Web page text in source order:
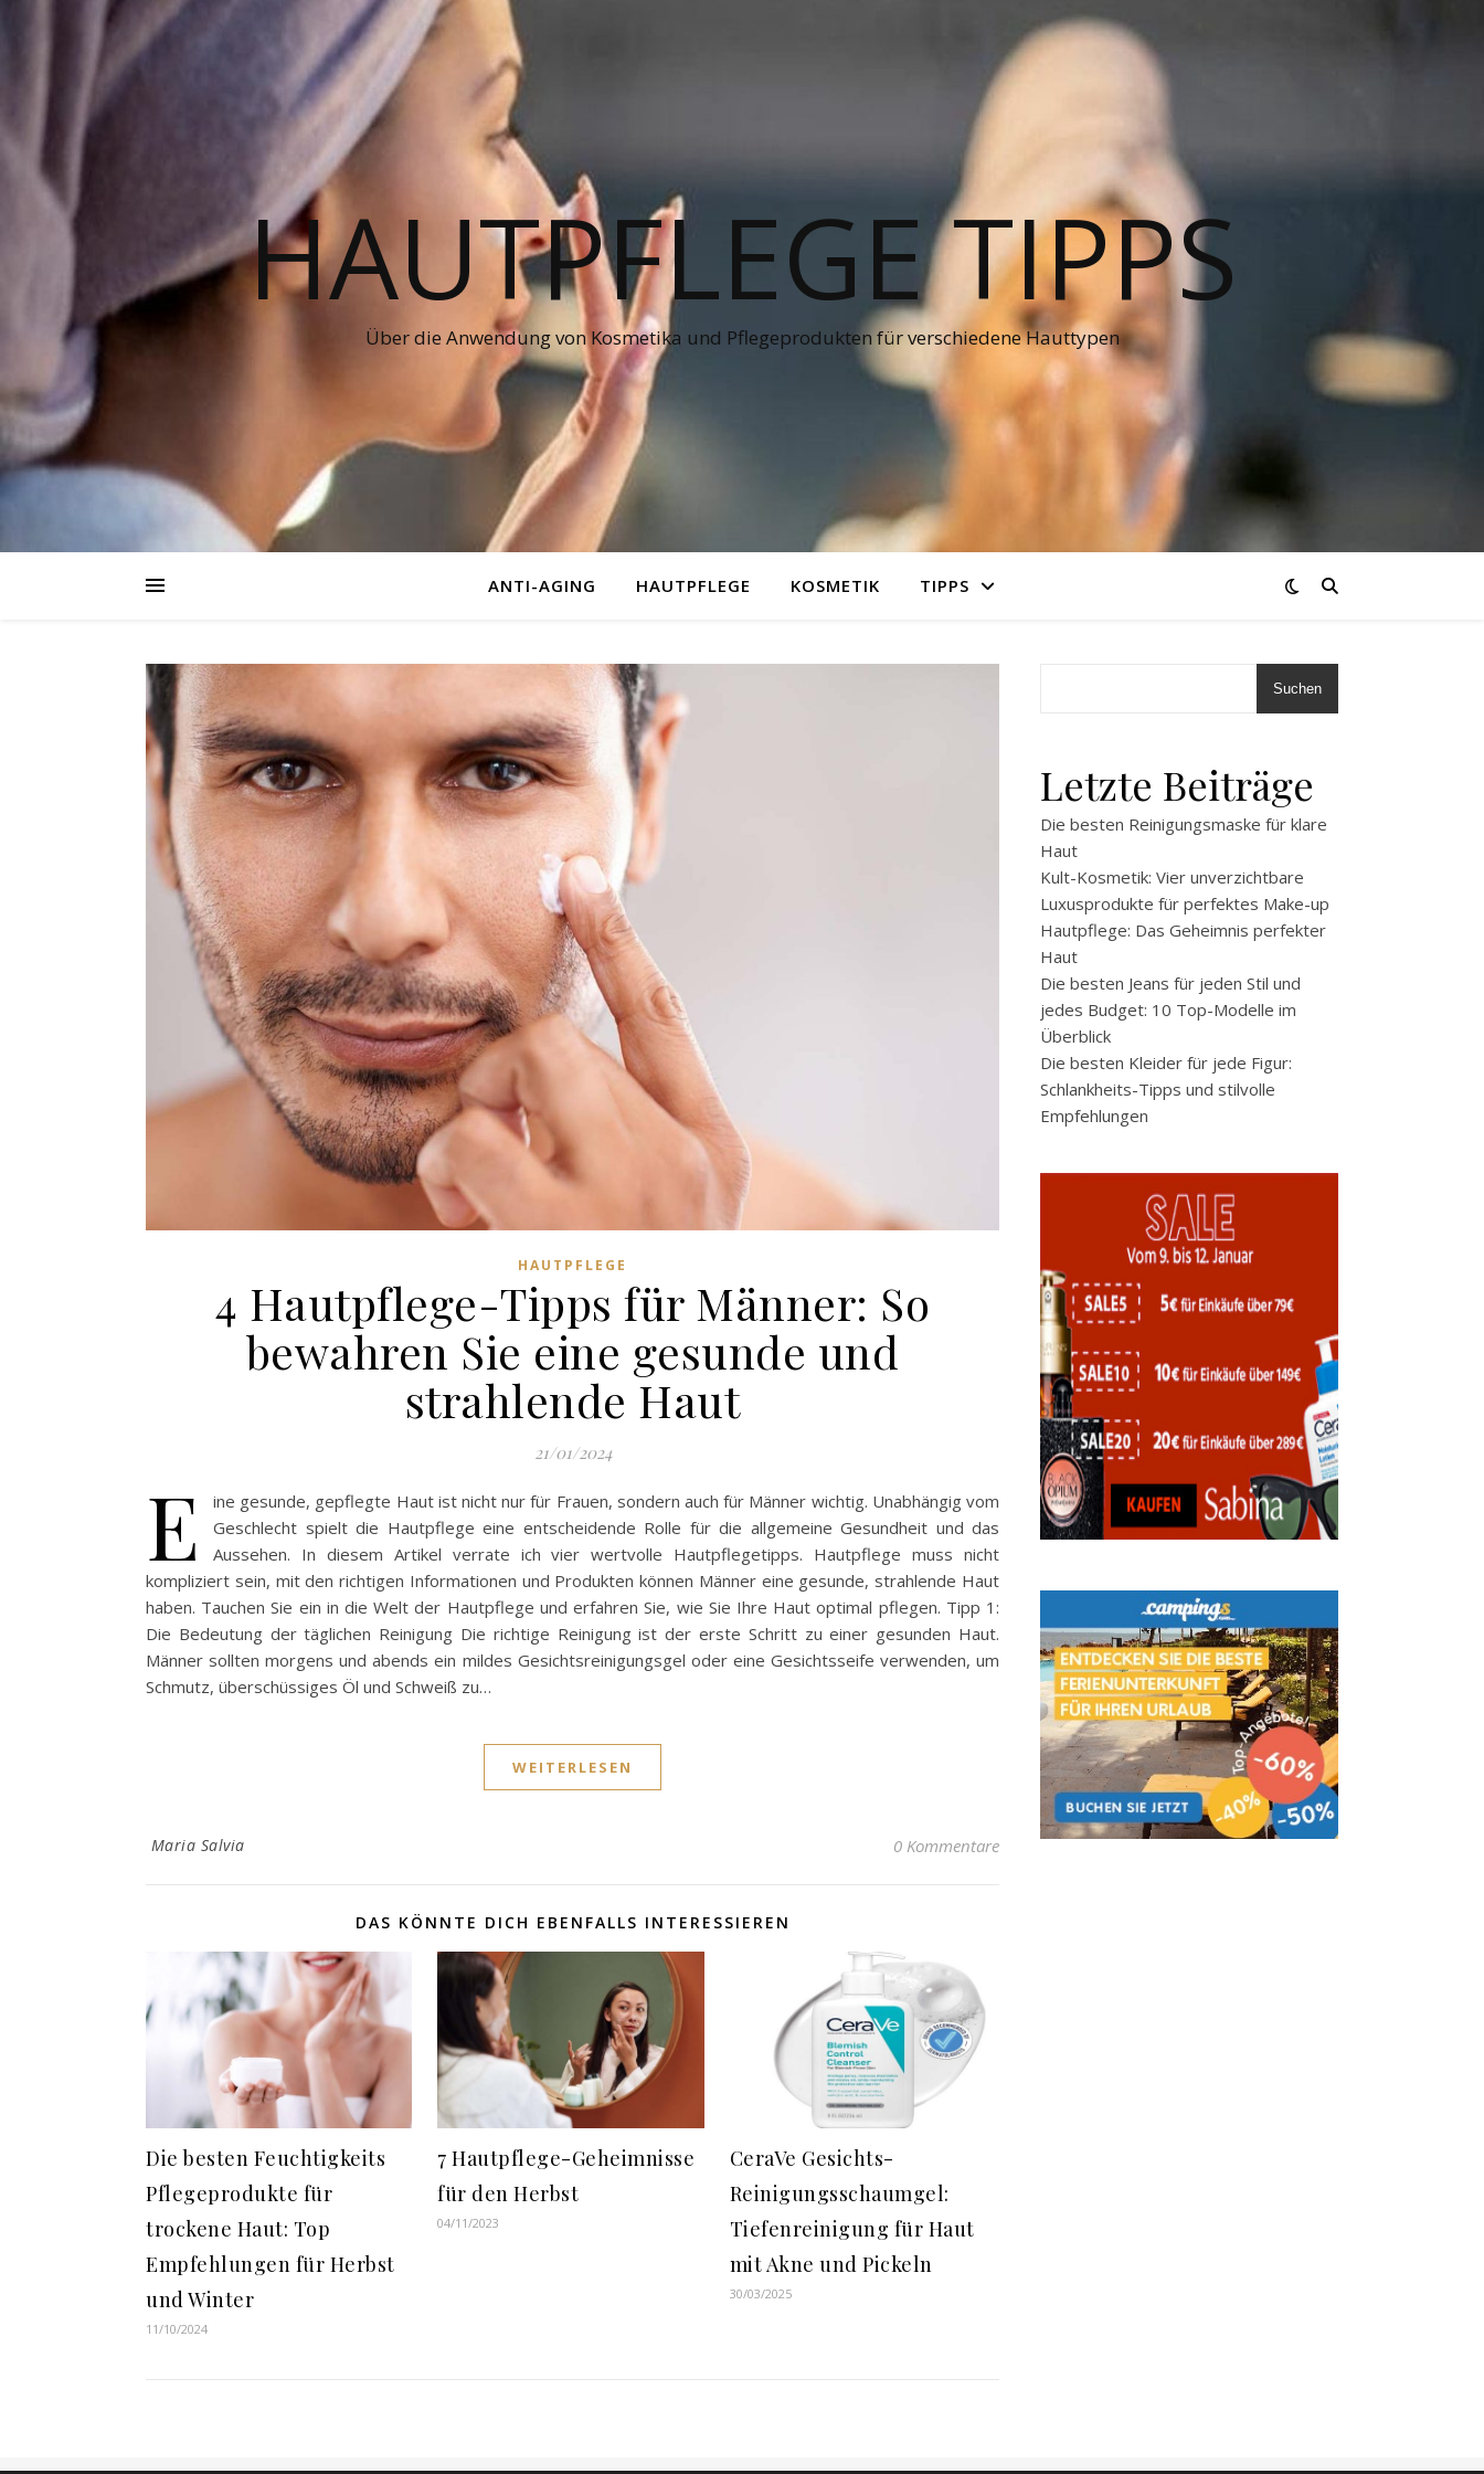
HAUTPFLEGE TIPPS
Über die Anwendung von Kosmetika und Pflegeprodukten für verschiedene Hauttypen
ANTI-AGING HAUTPFLEGE KOSMETIK TIPPS
HAUTPFLEGE
4 Hautpflege-Tipps für Männer: So
bewahren Sie eine gesunde und
strahlende Haut
21/01/2024
E
ine gesunde, gepflegte Haut ist nicht nur für Frauen, sondern auch für Männer wichtig. Unabhängig vom
Geschlecht spielt die Hautpflege eine entscheidende Rolle für die allgemeine Gesundheit und das
Aussehen. In diesem Artikel verrate ich vier wertvolle Hautpflegetipps. Hautpflege muss nicht
kompliziert sein, mit den richtigen Informationen und Produkten können Männer eine gesunde, strahlende Haut
haben. Tauchen Sie ein in die Welt der Hautpflege und erfahren Sie, wie Sie Ihre Haut optimal pflegen. Tipp 1:
Die Bedeutung der täglichen Reinigung Die richtige Reinigung ist der erste Schritt zu einer gesunden Haut.
Männer sollten morgens und abends ein mildes Gesichtsreinigungsgel oder eine Gesichtsseife verwenden, um
Schmutz, überschüssiges Öl und Schweiß zu…
WEITERLESEN
Maria Salvia 0 Kommentare
DAS KÖNNTE DICH EBENFALLS INTERESSIEREN
Die besten Feuchtigkeits
Pflegeprodukte für
trockene Haut: Top
Empfehlungen für Herbst
und Winter
11/10/2024
7 Hautpflege-Geheimnisse
für den Herbst
04/11/2023
CeraVe Gesichts-
Reinigungsschaumgel:
Tiefenreinigung für Haut
mit Akne und Pickeln
30/03/2025
Suchen
Letzte Beiträge
Die besten Reinigungsmaske für klare
Haut
Kult-Kosmetik: Vier unverzichtbare
Luxusprodukte für perfektes Make-up
Hautpflege: Das Geheimnis perfekter
Haut
Die besten Jeans für jeden Stil und
jedes Budget: 10 Top-Modelle im
Überblick
Die besten Kleider für jede Figur:
Schlankheits-Tipps und stilvolle
Empfehlungen